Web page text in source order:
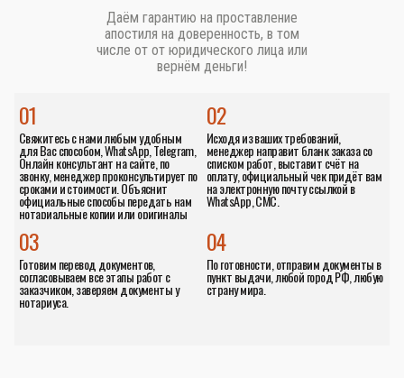
Даём гарантию на проставление
апостиля на доверенность, в том
числе от от юридического лица или
вернём деньги!
01
Свяжитесь с нами любым удобным
для Вас способом, WhatsApp, Telegram,
Онлайн консультант на сайте, по
звонку, менеджер проконсультирует по
сроками и стоимости. Объяснит
официальные способы передать нам
нотариальные копии или оригиналы
02
Исходя из ваших требований,
менеджер направит бланк заказа со
списком работ, выставит счёт на
оплату, официальный чек придёт вам
на электронную почту ссылкой в
WhatsApp, СМС.
04
По готовности, отправим документы в
пункт выдачи, любой город РФ, любую
страну мира.
03
Готовим перевод документов,
согласовываем все этапы работ с
заказчиком, заверяем документы у
нотариуса.